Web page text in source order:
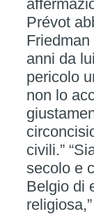
Prévot
anni da
pericolo
non lo
civili.”
secolo e
Belgio di